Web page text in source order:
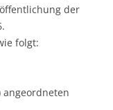
der
folgt:
angeordneten